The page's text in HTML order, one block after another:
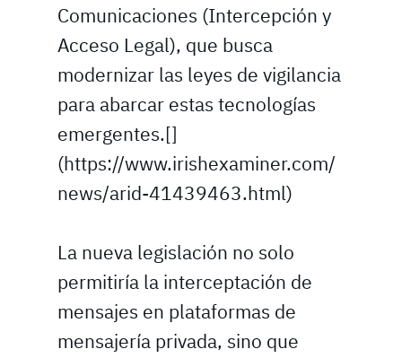
Comunicaciones (Intercepción y
Acceso Legal), que busca
modernizar las leyes de vigilancia
para abarcar estas tecnologías
emergentes.[]
(https://www.irishexaminer.com/
news/arid-41439463.html)
La nueva legislación no solo
permitiría la interceptación de
mensajes en plataformas de
mensajería privada, sino que